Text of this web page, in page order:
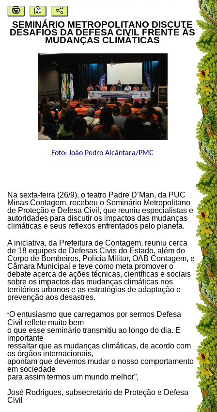
SEMINÁRIO METROPOLITANO DISCUTE
DESAFIOS DA DEFESA CIVIL FRENTE ÀS
MUDANÇAS CLIMÁTICAS
Foto: João Pedro Alcântara/PMC
Na sexta-feira (26/9), o teatro Padre D’Man, da PUC
Minas Contagem, recebeu o Seminário Metropolitano
de Proteção e Defesa Civil, que reuniu especialistas e
autoridades para discutir os impactos das mudanças
climáticas e seus reflexos enfrentados pelo planeta.
A iniciativa, da Prefeitura de Contagem, reuniu cerca
de 18 equipes de Defesas Civis do Estado, além do
Corpo de Bombeiros, Polícia Militar, OAB Contagem, e
Câmara Municipal e teve como meta promover o
debate acerca de ações técnicas, científicas e sociais
sobre os impactos das mudanças climáticas nos
territórios urbanos e as estratégias de adaptação e
prevenção aos desastres.
“O entusiasmo que carregamos por sermos Defesa
Civil reflete muito bem
o que esse seminário transmitiu ao longo do dia. É
importante
ressaltar que as mudanças climáticas, de acordo com
os órgãos internacionais,
apontam que devemos mudar o nosso comportamento
em sociedade
para assim termos um mundo melhor”,
José Rodrigues, subsecretário de Proteção e Defesa
Civil